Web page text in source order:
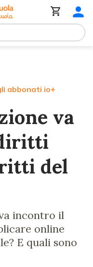
abbonati io+
va
del
incontro il
online
E quali sono